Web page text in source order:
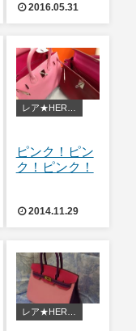
2016.05.31
ピンク！ピン
ク！ピンク！
2014.11.29